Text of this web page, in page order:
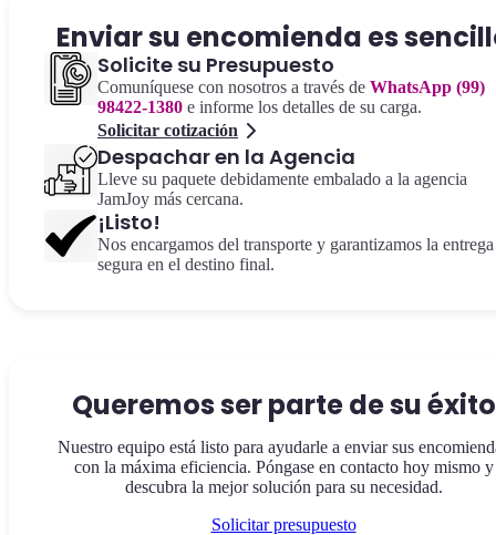
Enviar su encomienda es
Solicite su Presupuesto
Comuníquese con nosotros a través de WhatsApp (99)
98422-1380 e informe los detalles de su carga.
Solicitar cotización
Despachar en la Agencia
Lleve su paquete debidamente embalado a la agencia
JamJoy más cercana.
¡Listo!
Nos encargamos del transporte y garantizamos la entrega
segura en el destino final.
Queremos ser parte de su éxito
Nuestro equipo está listo para ayudarle a enviar sus
con la máxima eficiencia. Póngase en contacto hoy mismo y
descubra la mejor solución para su necesidad.
Solicitar presupuesto